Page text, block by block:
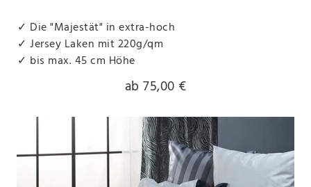
✓ Die "Majestät" in extra-hoch
✓ Jersey Laken mit 220g/qm
✓ bis max. 45 cm Höhe
ab 75,00 €